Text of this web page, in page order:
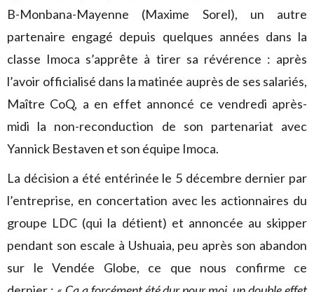
B-Monbana-Mayenne (Maxime Sorel), un autre
partenaire engagé depuis quelques années dans la
classe Imoca s’apprête à tirer sa révérence : après
l’avoir officialisé dans la matinée auprès de ses salariés,
Maître CoQ, a en effet annoncé ce vendredi après-
midi la non-reconduction de son partenariat avec
Yannick Bestaven et son équipe Imoca.
La décision a été entérinée le 5 décembre dernier par
l’entreprise, en concertation avec les actionnaires du
groupe LDC (qui la détient) et annoncée au skipper
pendant son escale à Ushuaia, peu après son abandon
sur le Vendée Globe, ce que nous confirme ce